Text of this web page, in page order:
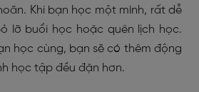
Khi bạn học một mình, rất dễ
lỡ buổi học hoặc quên lịch học.
học cùng, bạn sẽ có thêm động
học tập đều đặn hơn.